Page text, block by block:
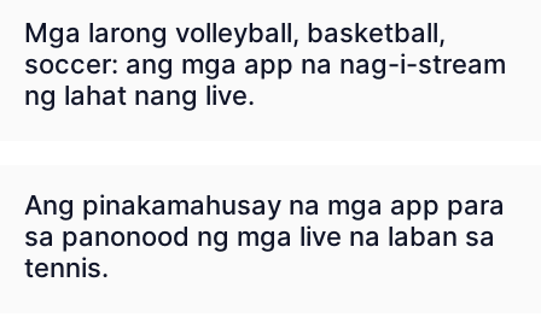
Mga larong volleyball, basketball,
soccer: ang mga app na nag-i-stream
ng lahat nang live.
Ang pinakamahusay na mga app para
sa panonood ng mga live na laban sa
tennis.